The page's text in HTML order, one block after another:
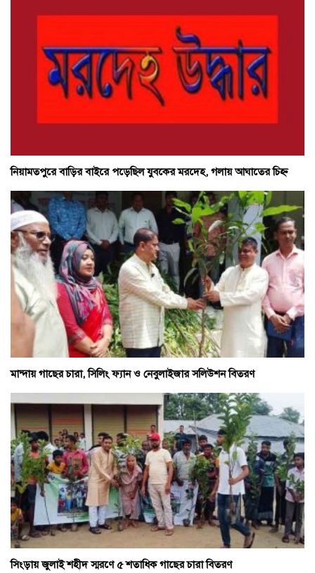
নিয়ামতপুরে বাড়ির বাইরে পড়েছিল যুবকের মরদেহ, গলায় আঘাতের চিহ্ন
মান্দায় গাছের চারা, সিলিং ফ্যান ও নেবুলাইজার সলিউশন বিতরণ
সিংড়ায় জুলাই শহীদ স্মরণে ৫ শতাধিক গাছের চারা বিতরণ